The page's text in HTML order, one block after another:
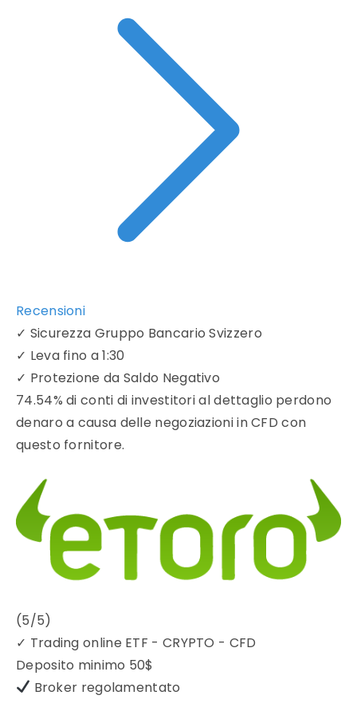
Recensioni
✓ Sicurezza Gruppo Bancario Svizzero
✓ Leva fino a 1:30
✓ Protezione da Saldo Negativo
74.54% di conti di investitori al dettaglio perdono
denaro a causa delle negoziazioni in CFD con
questo fornitore.
(5/5)
✓ Trading online ETF - CRYPTO - CFD
Deposito minimo 50$
Broker regolamentato